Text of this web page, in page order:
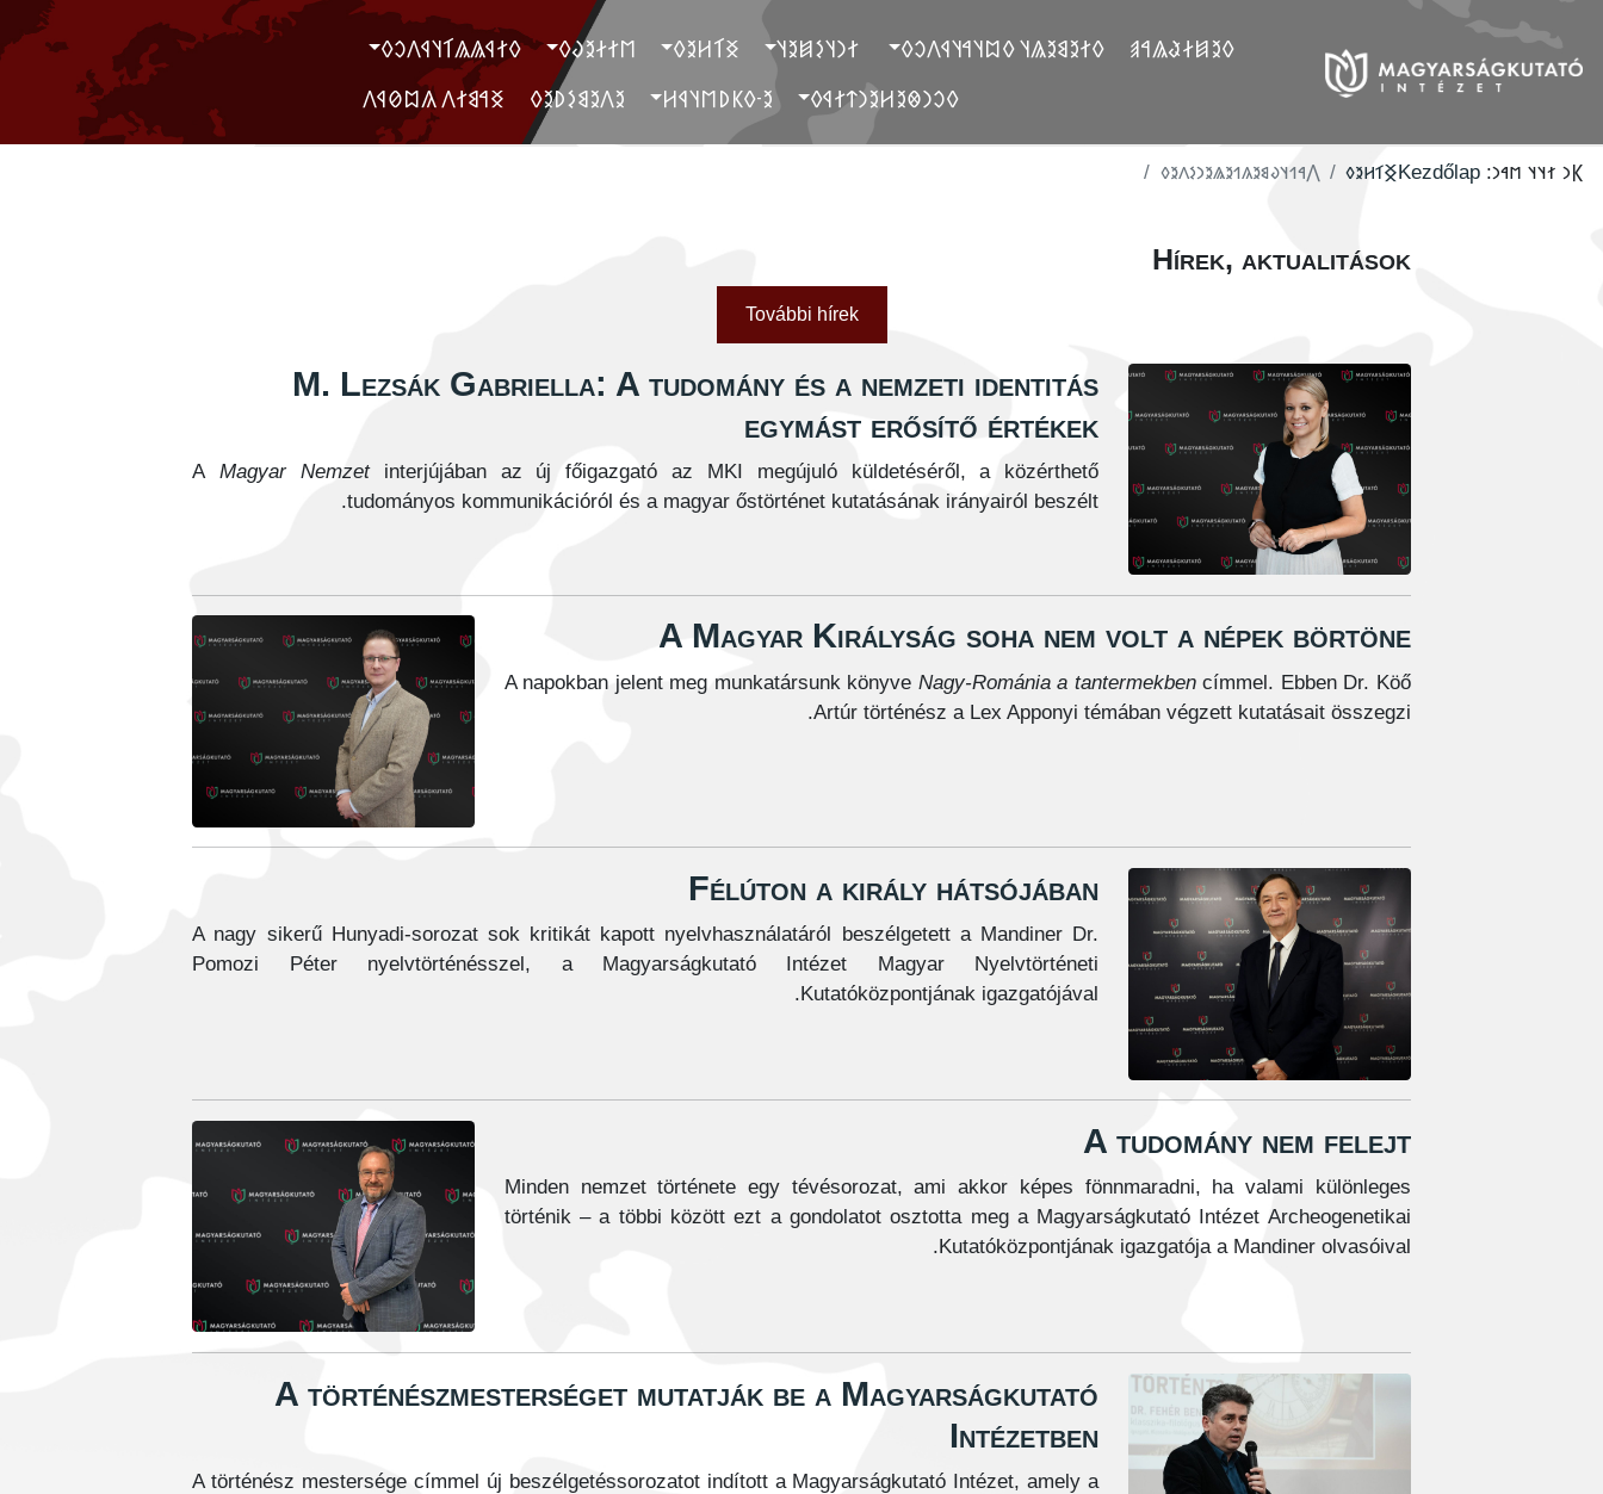
𐲓𐲉𐲯𐲇𐲟𐲖𐲀𐲠
‮ 𐲓𐲐𐲉𐲘𐲉𐲖𐲦 𐲓𐲪𐲦𐲀𐲦𐲁𐲤𐲛𐲓
‮ 𐲐𐲙𐲦𐲋𐲯𐲉𐲦
‮𐲏𐲑𐲢𐲉𐲓
‮𐲮𐲐𐲇𐲉𐲜𐲓
‮𐲓𐲐𐲁𐲖𐲖𐲑𐲦𐲁𐲤𐲛𐲓
‮𐲓𐲛𐲙𐲌𐲉𐲢𐲉𐲙𐲄𐲐𐲁𐲓
‮𐲉-𐲓𐲞𐲚𐲮𐲦𐲁𐲢
‮𐲉𐲤𐲉𐲘𐲋𐲚𐲉𐲓
‮ ‮𐲏𐲀𐲘𐲐𐲤 𐲍𐲪𐲗𐲁𐲤
𐲞𐳙 𐳐𐳦𐳦 𐳮𐳀𐳙:
Kezdőlap
‮𐲏𐳑𐳢𐳉𐳓
‮𐲤𐳀𐳒𐳦𐳜𐳘𐳉𐳍𐳒𐳉𐳖𐳉𐳙𐳋𐳤𐳉𐳓
Hírek, aktualitások
További hírek
M. Lezsák Gabriella: A tudomány és a nemzeti identitás
egymást erősítő értékek
AMagyar Nemzetinterjújában az új főigazgató az MKI megújuló küldetéséről, a közérthető
tudományos kommunikációról és a magyar őstörténet kutatásának irányairól beszélt.
A Magyar Királyság soha nem volt a népek börtöne
A napokban jelent meg munkatársunk könyve Nagy-Románia a tantermekbencímmel. Ebben Dr. Köő
Artúr történész a Lex Apponyi témában végzett kutatásait összegzi.
Félúton a király hátsójában
A nagy sikerű Hunyadi-sorozat sok kritikát kapott nyelvhasználatáról beszélgetett a Mandiner Dr.
Pomozi Péter nyelvtörténésszel, a Magyarságkutató Intézet Magyar Nyelvtörténeti
Kutatóközpontjának igazgatójával.
A tudomány nem felejt
Minden nemzet története egy tévésorozat, ami akkor képes fönnmaradni, ha valami különleges
történik – a többi között ezt a gondolatot osztotta meg a Magyarságkutató Intézet Archeogenetikai
Kutatóközpontjának igazgatója a Mandiner olvasóival.
A történészmesterséget mutatják be a Magyarságkutató
Intézetben
A történész mestersége címmel új beszélgetéssorozatot indított a Magyarságkutató Intézet, amely a